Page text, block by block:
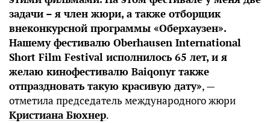
задачи – я член жюри, а также отборщик
внеконкурсной программы «Оберхаузен».
Нашему фестивалю Oberhausen International
Short Film Festival исполнилось 65 лет, и я
желаю кинофестивалю Baiqonyr также
отпраздновать такую красивую дату», —
отметила председатель международного жюри
Кристиана Бюхнер.